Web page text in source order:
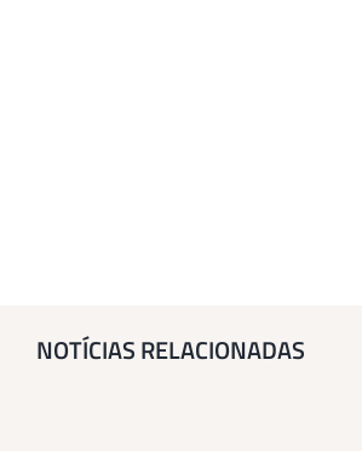
NOTÍCIAS RELACIONADAS